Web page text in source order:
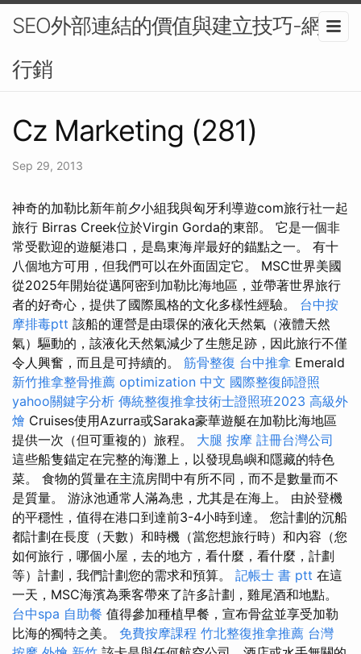
SEO外部連結的價值與建立技巧-網路
行銷
Cz Marketing (281)
Sep 29, 2013
神奇的加勒比新年前夕小組我與匈牙利導遊com旅行社一起
旅行 Birras Creek位於Virgin Gorda的東部。 它是一個非
常受歡迎的遊艇港口，是島東海岸最好的錨點之一。 有十
八個地方可用，但我們可以在外面固定它。 MSC世界美國
從2025年開始從邁阿密到加勒比海地區，並帶著世界旅行
者的好奇心，提供了國際風格的文化多樣性經驗。 台中按
摩排毒ptt 該船的運營是由環保的液化天然氣（液體天然
氣）驅動的，該液化天然氣減少了生態足跡，因此旅行不僅
令人興奮，而且是可持續的。 筋骨整復 台中推拿 Emerald
新竹推拿整骨推薦 optimization 中文 國際整復師證照
yahoo關鍵字分析 傳統整復推拿技術士證照班2023 高級外
燴 Cruises使用Azurra或Saraka豪華遊艇在加勒比海地區
提供一次（但可重複的）旅程。 大腿 按摩 註冊台灣公司
這些船隻錨定在完整的海灘上，以發現島嶼和隱藏的特色
菜。 食物的質量在主流房間中有所不同，而不是數量而不
是質量。 游泳池通常人滿為患，尤其是在海上。 由於登機
的平穩性，值得在港口到達前3-4小時到達。 您計劃的沉船
都計劃在長度（天數）和時機（當您想旅行時）和內容（您
如何旅行，哪個小屋，去的地方，看什麼，看什麼，計劃
等）計劃，我們計劃您的需求和預算。 記帳士 書 ptt 在這
一天，MSC海濱為乘客帶來了許多計劃，雞尾酒和地點。
台中spa 自助餐 值得參加種植早餐，宣布骨盆並享受加勒
比海的獨特之美。 免費按摩課程 竹北整復推拿推薦 台灣